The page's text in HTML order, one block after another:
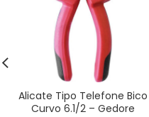
Alicate Tipo Telefone Bico
Curvo 6.1/2 – Gedore